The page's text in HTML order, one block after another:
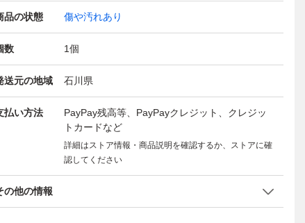
品の状態 傷や汚れあり
数 1個
送元の地域 石川県
払い方法
PayPay残高等、PayPayクレジット、クレジッ
トカードなど
詳細はストア情報・商品説明を確認するか、ストアに確
認してください
の他の情報